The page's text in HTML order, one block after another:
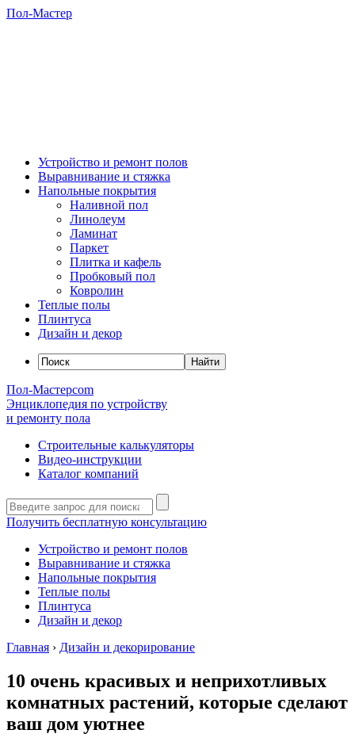
Пол-Мастер
Устройство и ремонт полов
Выравнивание и стяжка
Напольные покрытия
Наливной пол
Линолеум
Ламинат
Паркет
Плитка и кафель
Пробковый пол
Ковролин
Теплые полы
Плинтуса
Дизайн и декор
Пол-Мастерcom
Энциклопедия по устройству
и ремонту пола
Строительные калькуляторы
Видео-инструкции
Каталог компаний
Получить бесплатную консультацию
Устройство и ремонт полов
Выравнивание и стяжка
Напольные покрытия
Теплые полы
Плинтуса
Дизайн и декор
Главная › Дизайн и декорирование
10 очень красивых и неприхотливых
комнатных растений, которые сделают
ваш дом уютнее